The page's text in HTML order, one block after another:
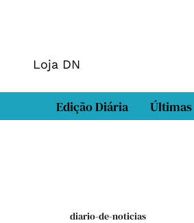
Loja DN
Edição Diária Últimas
diario-de-noticias